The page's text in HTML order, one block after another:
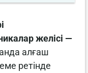
желісі —
алғаш
ретінде